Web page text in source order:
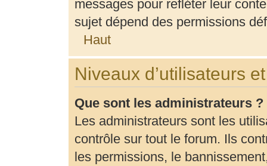
messages pour refléter leur
sujet dépend des permissions
Haut
Niveaux d’utilisateurs
Que sont les administrateurs ?
Les administrateurs sont les
contrôle sur tout le forum. Ils
les permissions, le